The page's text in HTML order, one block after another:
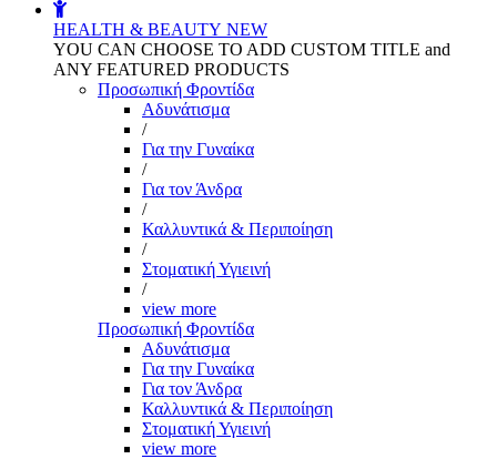
HEALTH & BEAUTY NEW
YOU CAN CHOOSE TO ADD CUSTOM TITLE and
ANY FEATURED PRODUCTS
Προσωπική Φροντίδα
Αδυνάτισμα
/
Για την Γυναίκα
/
Για τον Άνδρα
/
Καλλυντικά & Περιποίηση
/
Στοματική Υγιεινή
/
view more
Προσωπική Φροντίδα
Αδυνάτισμα
Για την Γυναίκα
Για τον Άνδρα
Καλλυντικά & Περιποίηση
Στοματική Υγιεινή
view more